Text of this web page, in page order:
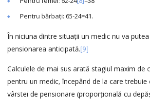
Pentru bărbați: 65-24=41.
În niciuna dintre situații un medic nu va
pensionarea anticipată.[9]
Calculele de mai sus arată stagiul maxim de
pentru un medic, începând de la care trebuie
vârstei de pensionare (proporțională cu